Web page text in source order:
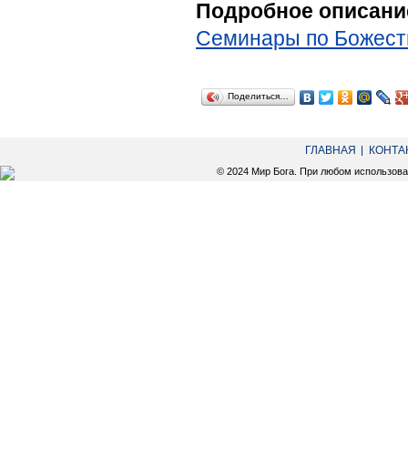
Подробное
Семинары по
Поделиться…
ГЛАВНАЯ
© 2024 Мир Бога. При любом